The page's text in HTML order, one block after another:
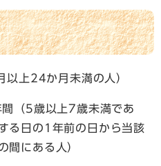
上24か月未満の人）
（5歳以上7歳未満であ
る日の1年前の日から当該
間にある人）